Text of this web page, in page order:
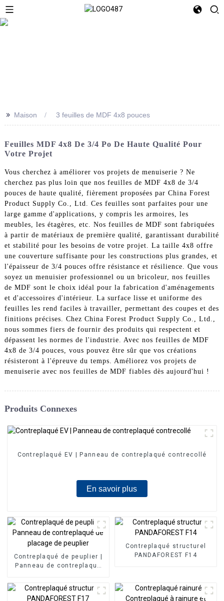
>> Maison 3 feuilles de MDF 4x8 pouces
Feuilles MDF 4x8 De 3/4 Po De Haute Qualité Pour
Votre Projet
Vous cherchez à améliorer vos projets de menuiserie ? Ne
cherchez pas plus loin que nos feuilles de MDF 4x8 de 3/4
pouces de haute qualité, fièrement proposées par China Forest
Product Supply Co., Ltd. Ces feuilles sont parfaites pour une
large gamme d'applications, y compris les armoires, les
meubles, les étagères, etc. Nos feuilles de MDF sont fabriquées
à partir de matériaux de première qualité, garantissant durabilité
et stabilité pour les besoins de votre projet. La taille 4x8 offre
une couverture suffisante pour les constructions plus grandes, et
l'épaisseur de 3/4 pouces offre résistance et résilience. Que vous
soyez un menuisier professionnel ou un bricoleur, nos feuilles
de MDF sont le choix idéal pour la fabrication d'aménagements
et d'accessoires d'intérieur. La surface lisse et uniforme des
feuilles les rend faciles à travailler, permettant des coupes et des
finitions précises. Chez China Forest Product Supply Co., Ltd.,
nous sommes fiers de fournir des produits qui respectent et
dépassent les normes de l'industrie. Avec nos feuilles de MDF
4x8 de 3/4 pouces, vous pouvez être sûr que vos créations
résisteront à l'épreuve du temps. Améliorez vos projets de
menuiserie avec nos feuilles de MDF fiables dès aujourd'hui !
Produits Connexes
Contreplaqué EV | Panneau de contreplaqué contrecollé
En savoir plus
Contreplaqué de peuplier |
Panneau de contreplaqué
Contreplaqué structurel
PANDAFOREST F14